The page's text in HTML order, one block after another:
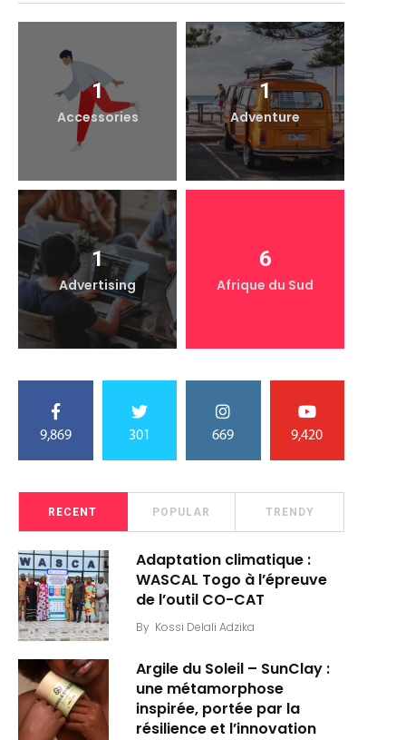
1
Accessories
1
Adventure
1
Advertising
6
Afrique du Sud
9,869 301 669 9,420
RECENT POPULAR TRENDY
Adaptation climatique :
WASCAL Togo à l’épreuve
de l’outil CO-CAT
By Kossi Delali Adzika
Argile du Soleil – SunClay :
une métamorphose
inspirée, portée par la
résilience et l’innovation